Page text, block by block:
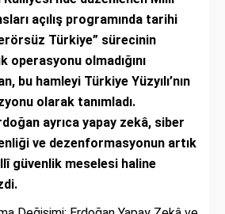
açılış programında tarihi
Türkiye” sürecinin
operasyonu olmadığını
bu hamleyi Türkiye Yüzyılı’nın
olarak tanımladı.
ayrıca yapay zekâ, siber
ve dezenformasyonun artık
güvenlik meselesi haline